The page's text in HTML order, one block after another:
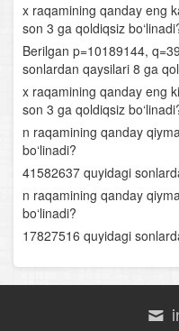
Logarifmik tenglamalar
Logarifmik tengsizliklar
Yig‘indi va ayirmaning
Bo‘linmaning hosilasi
Murakkab
Funksiyaning o‘sish va
x raqamining qanday eng
son 3 ga qoldiqsiz
Berilgan p=10189144,
sonlardan qaysilari 8 ga
x raqamining qanday eng
son 3 ga qoldiqsiz
n raqamining qanday
bo‘linadi?
41582637 quyidagi
n raqamining qanday
bo‘linadi?
17827516 quyidagi